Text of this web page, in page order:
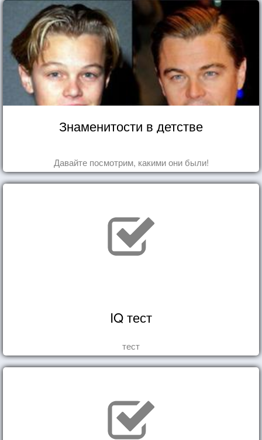
Знаменитости в детстве
Давайте посмотрим, какими они были!
IQ тест
тест